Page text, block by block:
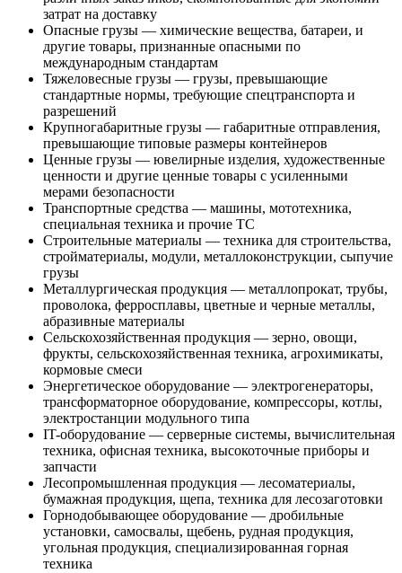
затрат на доставку
Опасные грузы — химические вещества, батареи, и
другие товары, признанные опасными по
международным стандартам
Тяжеловесные грузы — грузы, превышающие
стандартные нормы, требующие спецтранспорта и
разрешений
Крупногабаритные грузы — габаритные отправления,
превышающие типовые размеры контейнеров
Ценные грузы — ювелирные изделия, художественные
ценности и другие ценные товары с усиленными
мерами безопасности
Транспортные средства — машины, мототехника,
специальная техника и прочие ТС
Строительные материалы — техника для строительства,
стройматериалы, модули, металлоконструкции, сыпучие
грузы
Металлургическая продукция — металлопрокат, трубы,
проволока, ферросплавы, цветные и черные металлы,
абразивные материалы
Сельскохозяйственная продукция — зерно, овощи,
фрукты, сельскохозяйственная техника, агрохимикаты,
кормовые смеси
Энергетическое оборудование — электрогенераторы,
трансформаторное оборудование, компрессоры, котлы,
электростанции модульного типа
IT-оборудование — серверные системы, вычислительная
техника, офисная техника, высокоточные приборы и
запчасти
Лесопромышленная продукция — лесоматериалы,
бумажная продукция, щепа, техника для лесозаготовки
Горнодобывающее оборудование — дробильные
установки, самосвалы, щебень, рудная продукция,
угольная продукция, специализированная горная
техника